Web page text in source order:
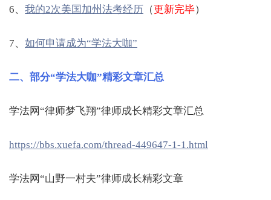
6、 我的2次美国加州法考经历 （更新完毕）
7、 如何申请成为“学法大咖”
二、部分“学法大咖”精彩文章汇总
学法网“律师梦飞翔”律师成长精彩文章汇总
https://bbs.xuefa.com/thread-449647-1-1.html
学法网“山野一村夫”律师成长精彩文章